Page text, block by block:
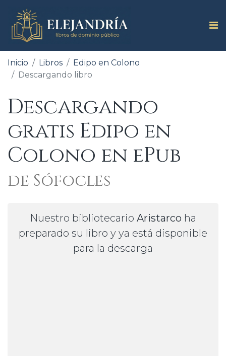
Inicio Libros
Edipo en Colono
Descargando libro
Descargando
gratis Edipo en
Colono en ePub
de Sófocles
Nuestro bibliotecario Aristarco ha
preparado su libro y ya está disponible
para la descarga